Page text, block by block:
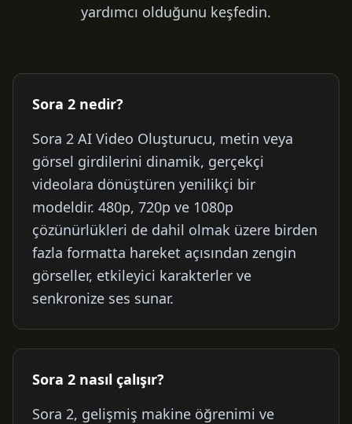
yardımcı olduğunu keşfedin.
Sora 2 nedir?
Sora 2 AI Video Oluşturucu, metin veya
görsel girdilerini dinamik, gerçekçi
videolara dönüştüren yenilikçi bir
modeldir. 480p, 720p ve 1080p
çözünürlükleri de dahil olmak üzere birden
fazla formatta hareket açısından zengin
görseller, etkileyici karakterler ve
senkronize ses sunar.
Sora 2 nasıl çalışır?
Sora 2, gelişmiş makine öğrenimi ve